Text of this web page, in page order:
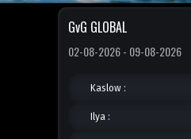
GvG GLOBAL
02-08-2026 - 09-08-2026
Kaslow :
Ilya :